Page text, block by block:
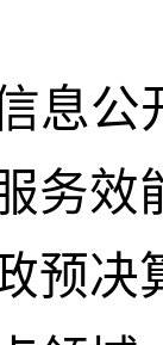
息
务效
预决